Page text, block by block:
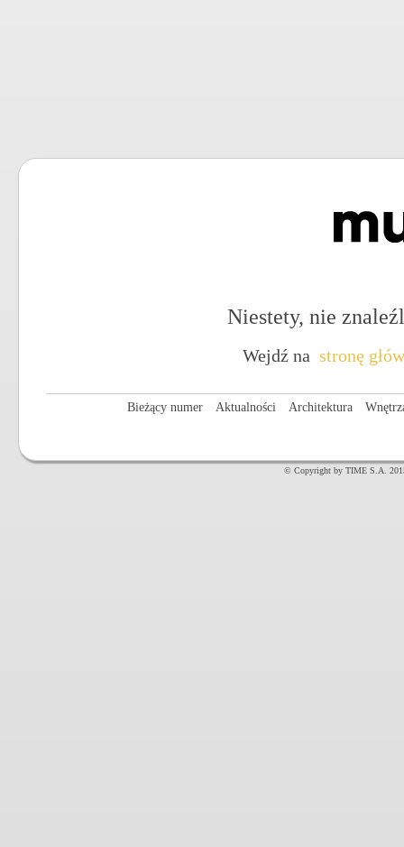
Niestety, nie
Wejdź na stronę
Bieżący numer Aktualności Architektura
© Copyright by TIME S.A.